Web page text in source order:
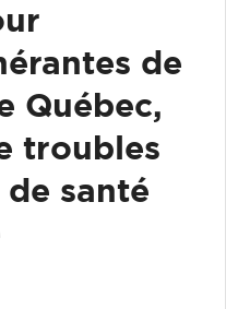
de
Québec,
troubles
santé